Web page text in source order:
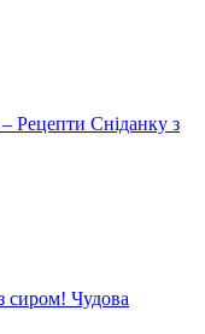
Рецепти Сніданку з
Чудова